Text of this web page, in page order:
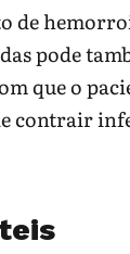
de
pode
que o
contrair